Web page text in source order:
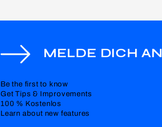
Be the first to know
Get Tips & Improvements
100 % Kostenlos
Learn about new features
MELDE DICH AN